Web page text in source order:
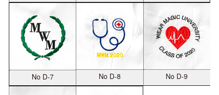
No D-7 No D-8 No D-9